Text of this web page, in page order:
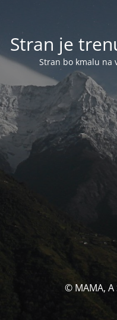
Stran je
Stran bo kmalu na
© MAMA, A